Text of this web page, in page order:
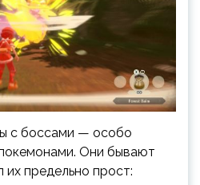
с боссами — особо
Они бывают
их предельно прост: